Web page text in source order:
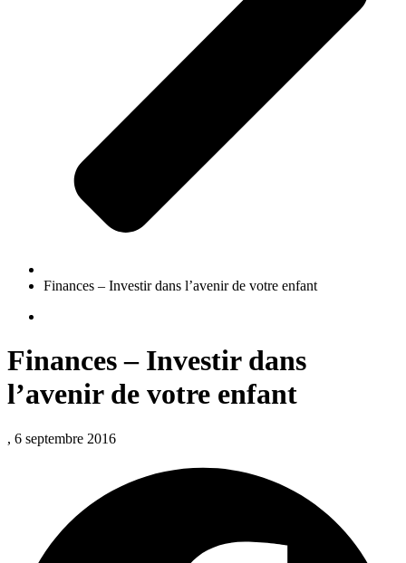
Finances – Investir dans l’avenir de votre enfant
Finances – Investir dans
l’avenir de votre enfant
, 6 septembre 2016